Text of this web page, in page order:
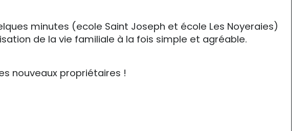
minutes (ecole Saint Joseph et école Les Noyeraies)
de la vie familiale à la fois simple et agréable.
nouveaux propriétaires !